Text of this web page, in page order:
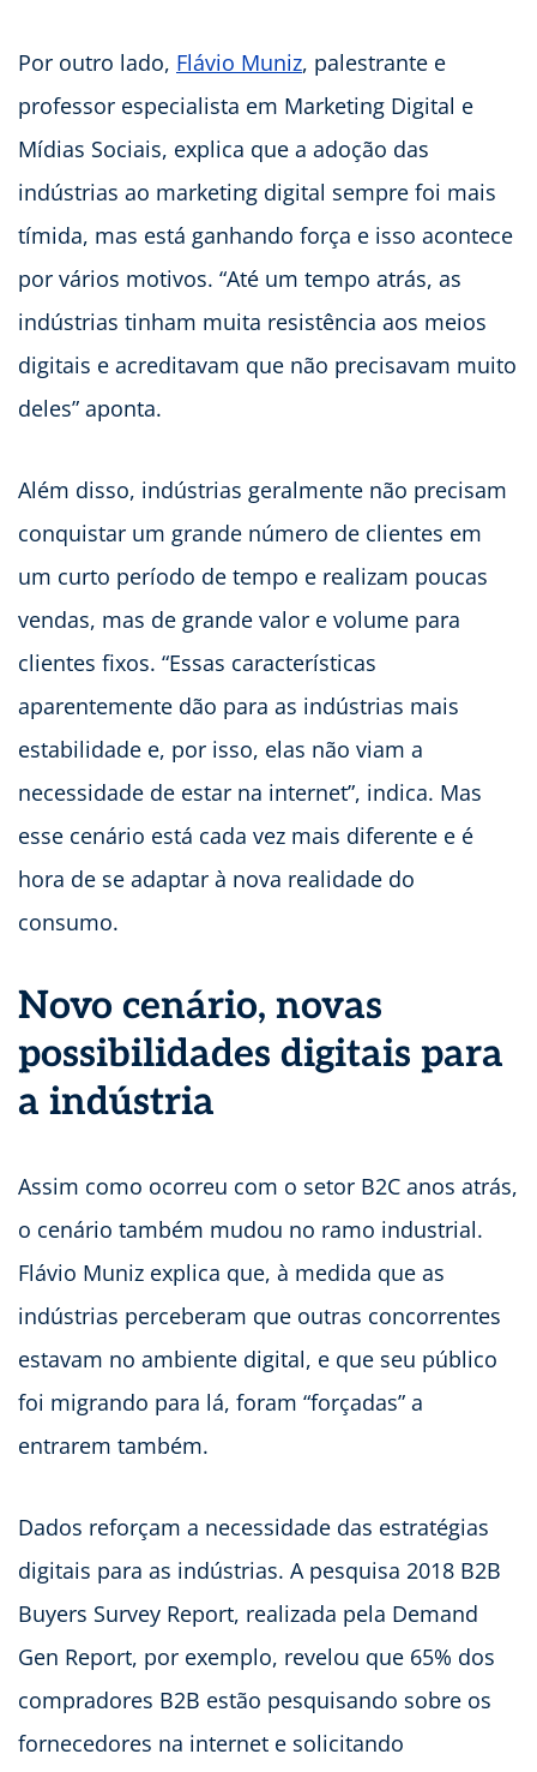
Por outro lado, Flávio Muniz, palestrante e
professor especialista em Marketing Digital e
Mídias Sociais, explica que a adoção das
indústrias ao marketing digital sempre foi mais
tímida, mas está ganhando força e isso acontece
por vários motivos. “Até um tempo atrás, as
indústrias tinham muita resistência aos meios
digitais e acreditavam que não precisavam muito
deles” aponta.
Além disso, indústrias geralmente não precisam
conquistar um grande número de clientes em
um curto período de tempo e realizam poucas
vendas, mas de grande valor e volume para
clientes fixos. “Essas características
aparentemente dão para as indústrias mais
estabilidade e, por isso, elas não viam a
necessidade de estar na internet”, indica. Mas
esse cenário está cada vez mais diferente e é
hora de se adaptar à nova realidade do
consumo.
Novo cenário, novas
possibilidades digitais para
a indústria
Assim como ocorreu com o setor B2C anos atrás,
o cenário também mudou no ramo industrial.
Flávio Muniz explica que, à medida que as
indústrias perceberam que outras concorrentes
estavam no ambiente digital, e que seu público
foi migrando para lá, foram “forçadas” a
entrarem também.
Dados reforçam a necessidade das estratégias
digitais para as indústrias. A pesquisa 2018 B2B
Buyers Survey Report, realizada pela Demand
Gen Report, por exemplo, revelou que 65% dos
compradores B2B estão pesquisando sobre os
fornecedores na internet e solicitando